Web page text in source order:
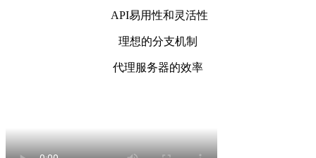
API易用性和灵活性
理想的分支机制
代理服务器的效率